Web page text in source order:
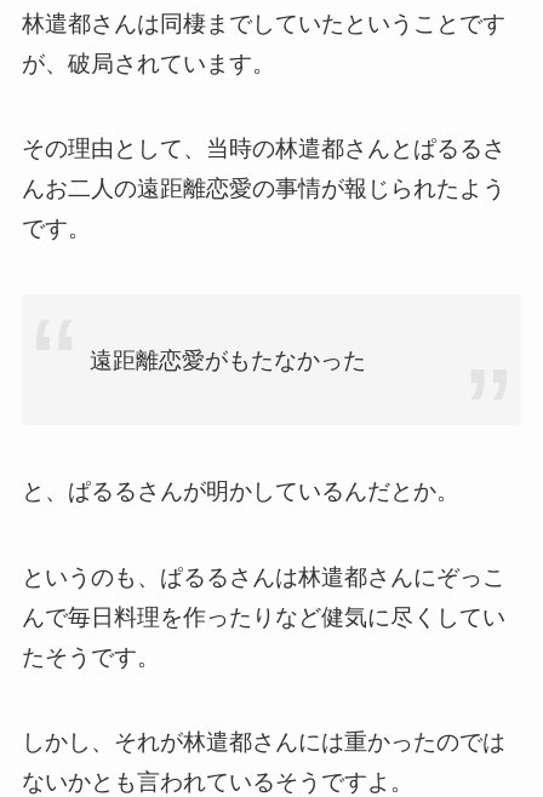
林遣都さんは同棲までしていたということです
が、破局されています。
その理由として、当時の林遣都さんとぱるるさ
んお二人の遠距離恋愛の事情が報じられたよう
です。
遠距離恋愛がもたなかった
と、ぱるるさんが明かしているんだとか。
というのも、ぱるるさんは林遣都さんにぞっこ
んで毎日料理を作ったりなど健気に尽くしてい
たそうです。
しかし、それが林遣都さんには重かったのでは
ないかとも言われているそうですよ。